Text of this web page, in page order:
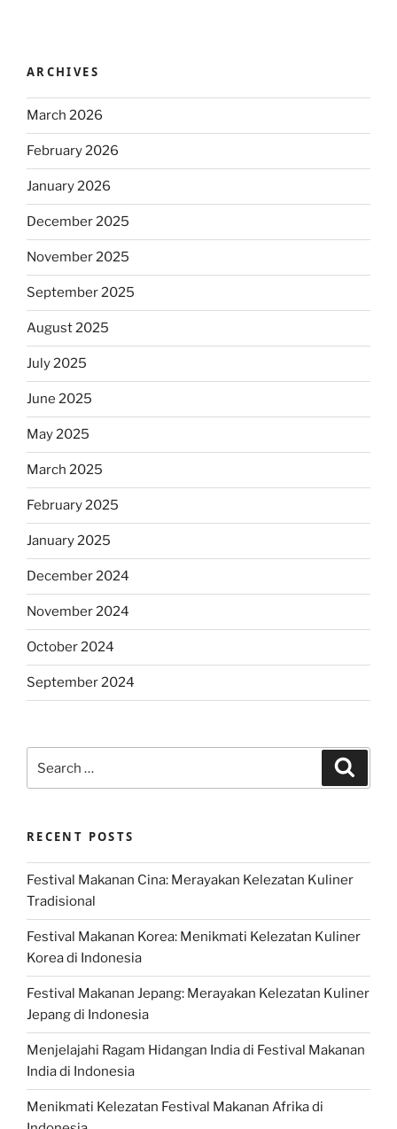
ARCHIVES
March 2026
February 2026
January 2026
December 2025
November 2025
September 2025
August 2025
July 2025
June 2025
May 2025
March 2025
February 2025
January 2025
December 2024
November 2024
October 2024
September 2024
for:
RECENT POSTS
Festival Makanan Cina: Merayakan Kelezatan Kuliner
Tradisional
Festival Makanan Korea: Menikmati Kelezatan Kuliner
Korea di Indonesia
Festival Makanan Jepang: Merayakan Kelezatan Kuliner
Jepang di Indonesia
Menjelajahi Ragam Hidangan India di Festival Makanan
India di Indonesia
Menikmati Kelezatan Festival Makanan Afrika di